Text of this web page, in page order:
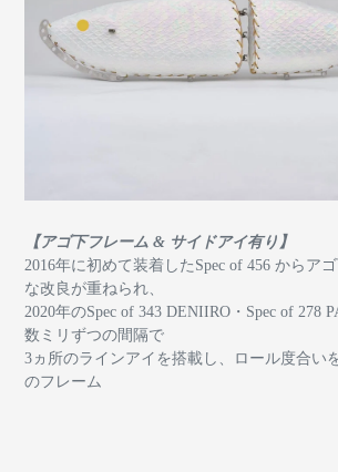
【アゴ下フレーム & サイドアイ有り】
2016年に初めて装着したSpec of 456 からア
な改良が重ねられ、
2020年のSpec of 343 DENIIRO・Spec of 278
数ミリずつの間隔で
3ヵ所のラインアイを搭載し、ロール度合い
のフレーム